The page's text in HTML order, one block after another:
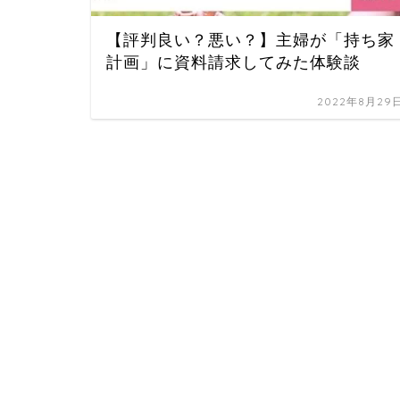
【評判良い？悪い？】主婦が「持ち家
計画」に資料請求してみた体験談
2022年8月29